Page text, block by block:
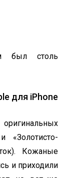
был столь
для iPhone
«Золотисто-
Кожаные
и приходили